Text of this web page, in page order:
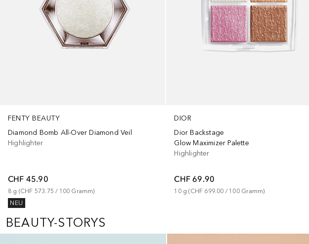
FENTY BEAUTY
Diamond Bomb All-Over Diamond Veil
Highlighter
CHF 45.90
8 g (CHF 573.75 / 100 Gramm)
NEU
DIOR
Dior Backstage
Glow Maximizer Palette
Highlighter
CHF 69.90
10 g (CHF 699.00 / 100 Gramm)
BEAUTY-STORYS
Überspringen